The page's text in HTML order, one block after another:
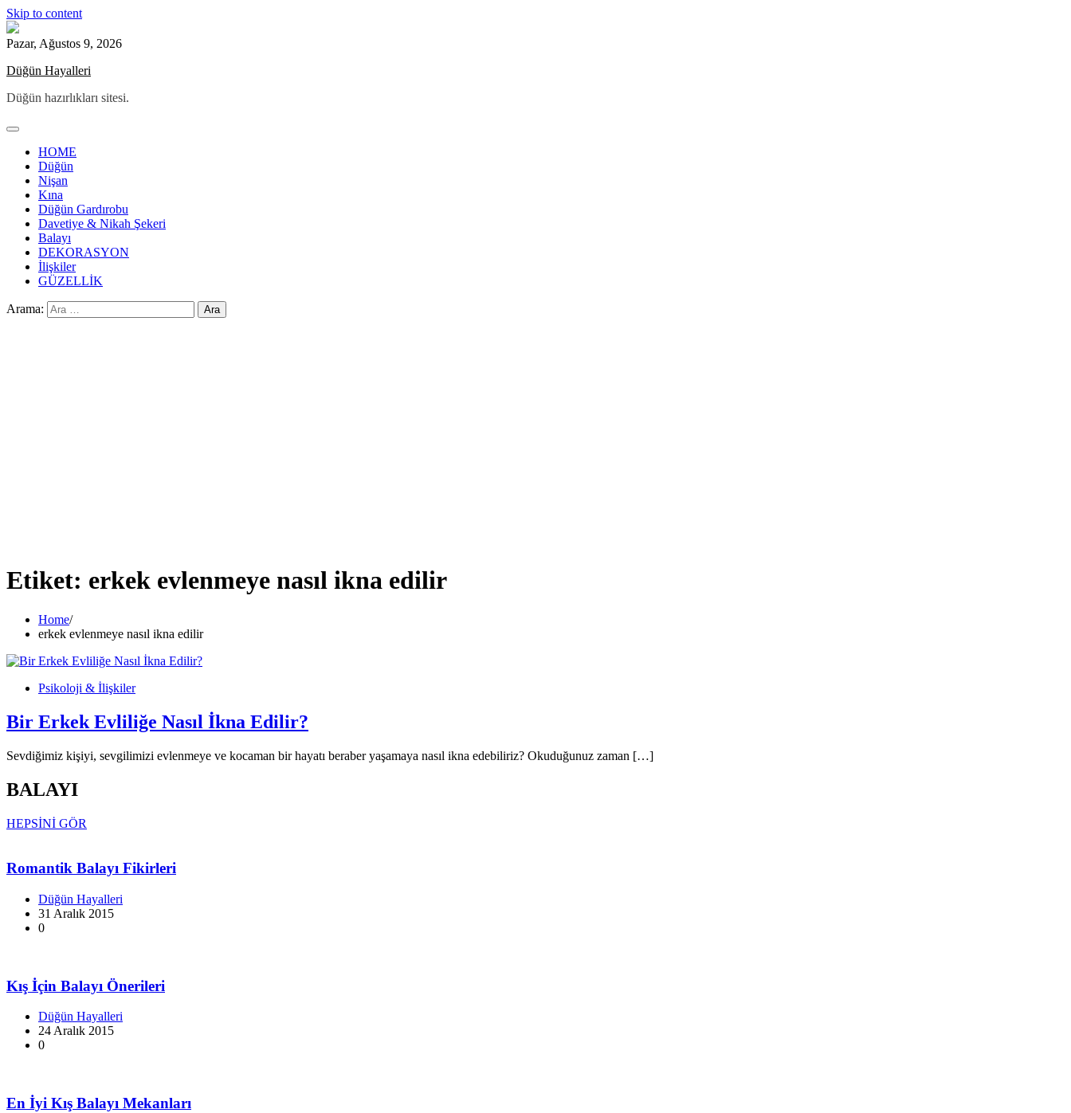
Skip to content
Pazar, Ağustos 9, 2026
Düğün Hayalleri
Düğün hazırlıkları sitesi.
HOME
Düğün
Nişan
Kına
Düğün Gardırobu
Davetiye & Nikah Şekeri
Balayı
DEKORASYON
İlişkiler
GÜZELLİK
Arama:
Etiket: erkek evlenmeye nasıl ikna edilir
Home
erkek evlenmeye nasıl ikna edilir
Psikoloji & İlişkiler
Bir Erkek Evliliğe Nasıl İkna Edilir?
Sevdiğimiz kişiyi, sevgilimizi evlenmeye ve kocaman bir hayatı beraber yaşamaya nasıl ikna edebiliriz? Okuduğunuz zaman […]
BALAYI
HEPSİNİ GÖR
Romantik Balayı Fikirleri
Düğün Hayalleri
31 Aralık 2015
0
Kış İçin Balayı Önerileri
Düğün Hayalleri
24 Aralık 2015
0
En İyi Kış Balayı Mekanları